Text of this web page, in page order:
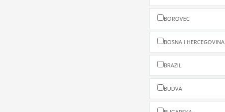
BOROVEC
BOSNA I HERCEGOVINA
BRAZIL
BUDVA